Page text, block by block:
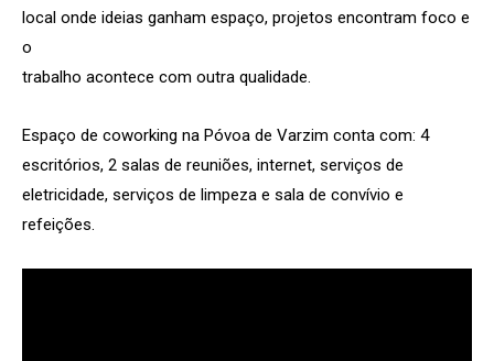
local onde ideias ganham espaço, projetos encontram foco e
o
trabalho acontece com outra qualidade.
Espaço de coworking na Póvoa de Varzim conta com: 4
escritórios, 2 salas de reuniões, internet, serviços de
eletricidade, serviços de limpeza e sala de convívio e
refeições.